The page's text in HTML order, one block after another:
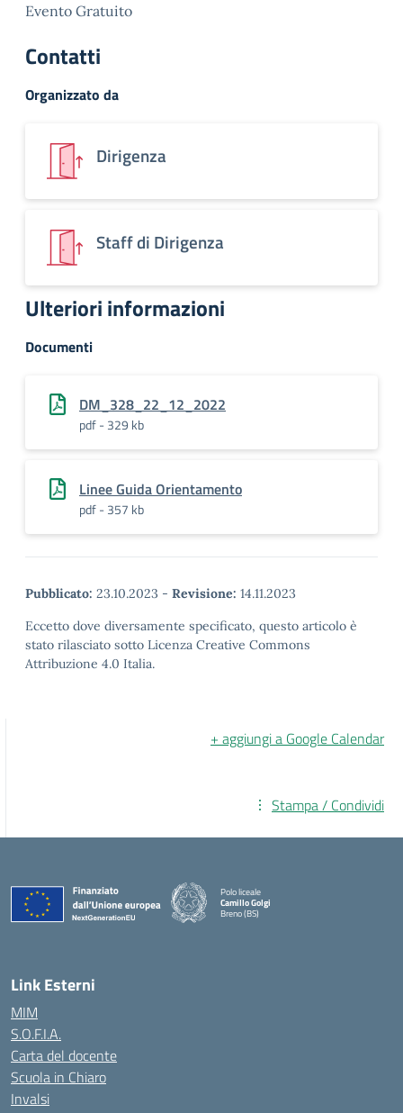
Evento Gratuito
Contatti
Organizzato da
Dirigenza
Staff di Dirigenza
Ulteriori informazioni
Documenti
DM_328_22_12_2022
pdf - 329 kb
Linee Guida Orientamento
pdf - 357 kb
Pubblicato: 23.10.2023 - Revisione: 14.11.2023
Eccetto dove diversamente specificato, questo articolo è
stato rilasciato sotto Licenza Creative Commons
Attribuzione 4.0 Italia.
+ aggiungi a Google Calendar
Stampa / Condividi
Polo liceale
Camillo Golgi
Breno (BS)
Link Esterni
MIM
S.O.F.I.A.
Carta del docente
Scuola in Chiaro
Invalsi